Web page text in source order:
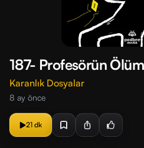
187- Profesörün
Karanlık Dosyalar
8 ay önce
21 dk